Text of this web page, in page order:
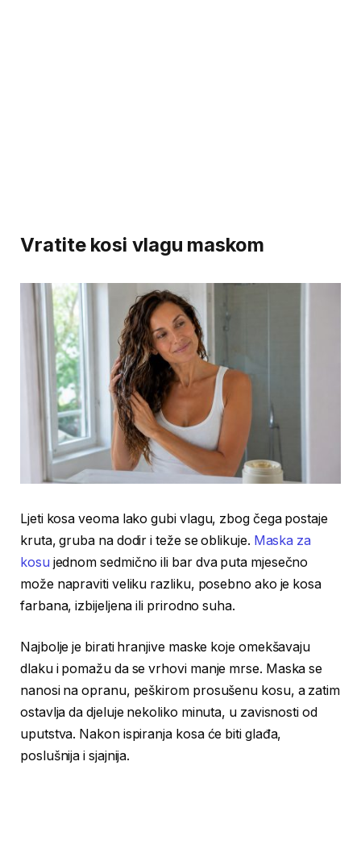
Vratite kosi vlagu maskom
Ljeti kosa veoma lako gubi vlagu, zbog čega postaje
kruta, gruba na dodir i teže se oblikuje. Maska za
kosu jednom sedmično ili bar dva puta mjesečno
može napraviti veliku razliku, posebno ako je kosa
farbana, izbijeljena ili prirodno suha.
Najbolje je birati hranjive maske koje omekšavaju
dlaku i pomažu da se vrhovi manje mrse. Maska se
nanosi na opranu, peškirom prosušenu kosu, a zatim
ostavlja da djeluje nekoliko minuta, u zavisnosti od
uputstva. Nakon ispiranja kosa će biti glađa,
poslušnija i sjajnija.